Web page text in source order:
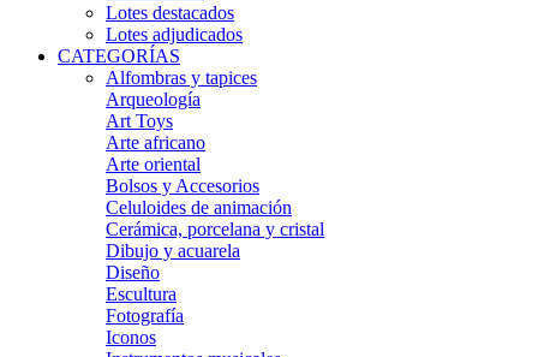
Lotes destacados
Lotes adjudicados
CATEGORÍAS
Alfombras y tapices
Arqueología
Art Toys
Arte africano
Arte oriental
Bolsos y Accesorios
Celuloides de animación
Cerámica, porcelana y cristal
Dibujo y acuarela
Diseño
Escultura
Fotografía
Iconos